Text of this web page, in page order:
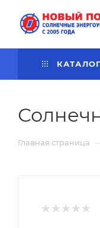
КАТАЛОГ
Главная страница